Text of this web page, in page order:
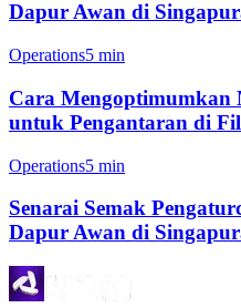
Dapur Awan di
Operations5 min
Cara Mengoptimumkan
untuk Pengantaran di
Operations5 min
Senarai Semak
Dapur Awan di